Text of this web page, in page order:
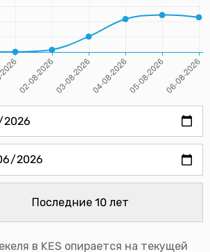
в KES опирается на текущей